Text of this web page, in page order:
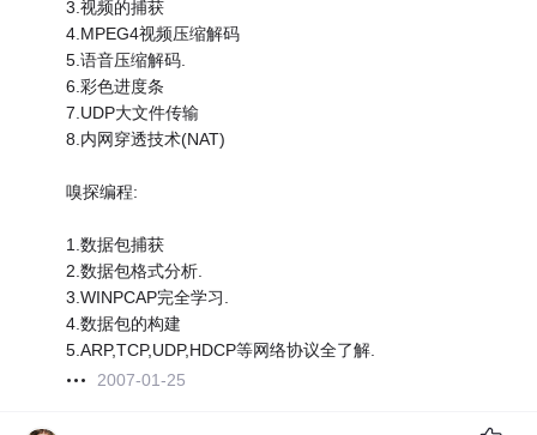
3.视频的捕获
4.MPEG4视频压缩解码
5.语音压缩解码.
6.彩色进度条
7.UDP大文件传输
8.内网穿透技术(NAT)
嗅探编程:
1.数据包捕获
2.数据包格式分析.
3.WINPCAP完全学习.
4.数据包的构建
5.ARP,TCP,UDP,HDCP等网络协议全了解.
2007-01-25